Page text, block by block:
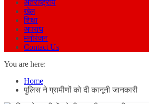
अंतर्राष्ट्रीय
खेल
शिक्षा
अपराध
मनोरंजन
Contact Us
You are here:
Home
पुलिस ने ग्रामीणों को दी कानूनी जानकारी